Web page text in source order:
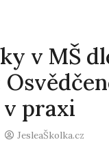
v MŠ
praxi
JesleaŠkolka.cz